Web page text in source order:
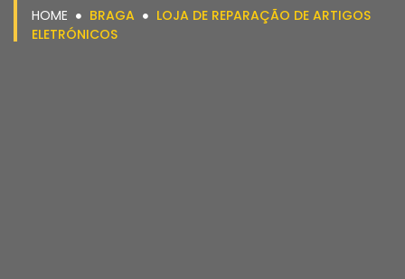
HOME BRAGA
LOJA DE REPARAÇÃO DE ARTIGOS
ELETRÓNICOS